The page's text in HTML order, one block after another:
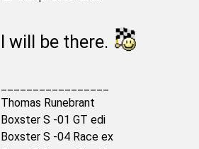
I will be there.
Thomas Runebrant
Boxster S -01 GT edi
Boxster S -04 Race ex